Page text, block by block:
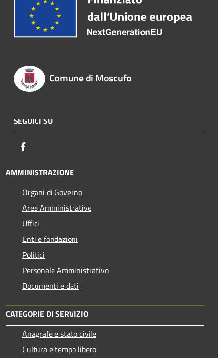
Comune di Moscufo
SEGUICI SU
AMMINISTRAZIONE
Organi di Governo
Aree Amministrative
Uffici
Enti e fondazioni
Politici
Personale Amministrativo
Documenti e dati
CATEGORIE DI SERVIZIO
Anagrafe e stato civile
Cultura e tempo libero